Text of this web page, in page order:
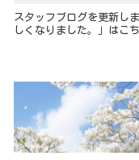
スタッフブログを更新し
しくなりました。」はこ